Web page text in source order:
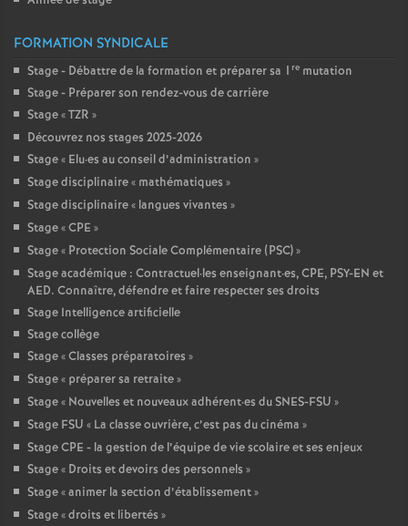
FORMATION SYNDICALE
Stage - Débattre de la formation et préparer sa 1 re mutation
Stage - Préparer son rendez-vous de carrière
Stage «TZR »
Découvrez nos stages 2025-2026
Stage « Elu·es au conseil d’administration »
Stage disciplinaire « mathématiques »
Stage disciplinaire « langues vivantes »
Stage «CPE »
Stage « Protection Sociale Complémentaire (PSC)»
Stage académique : Contractuel·les enseignant·es, CPE, PSY-EN et
AED. Connaître, défendre et faire respecter ses droits
Stage Intelligence artificielle
Stage collège
Stage «Classes préparatoires »
Stage « préparer sa retraite»
Stage « Nouvelles et nouveaux adhérent·es du SNES-FSU »
Stage FSU « La classe ouvrière, c’est pas du cinéma »
Stage CPE - la gestion de l’équipe de vie scolaire et ses enjeux
Stage « Droits et devoirs des personnels »
Stage «animer la section d’établissement»
Stage «droits et libertés »